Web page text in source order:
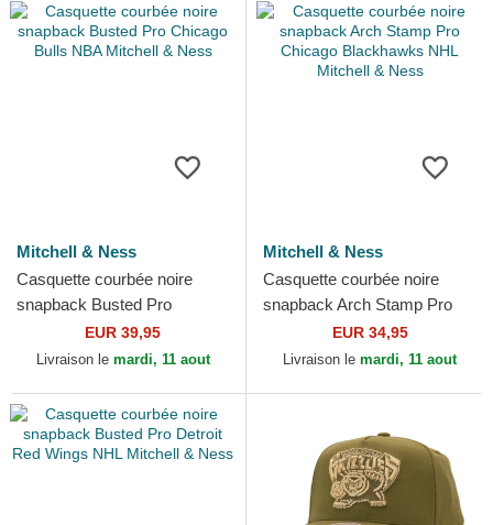
Mitchell & Ness
Casquette courbée noire
snapback Busted Pro
Chicago Bulls NBA Mitchell &
Ness
EUR 39,95
Livraison le mardi, 11 aout
Mitchell & Ness
Casquette courbée noire
snapback Arch Stamp Pro
Chicago Blackhawks NHL
Mitchell & Ness
EUR 34,95
Livraison le mardi, 11 aout